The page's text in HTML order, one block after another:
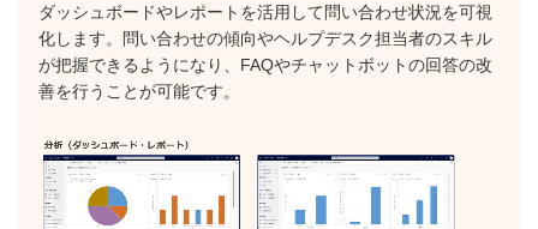
ダッシュボードやレポートを活用して問い合わせ状況を可視
化します。問い合わせの傾向やヘルプデスク担当者のスキル
が把握できるようになり、FAQやチャットボットの回答の改
善を行うことが可能です。